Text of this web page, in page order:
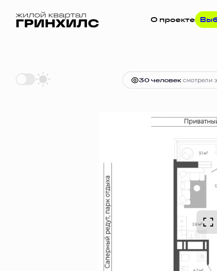
О проекте
Студия27 м2
30 человексмотрели